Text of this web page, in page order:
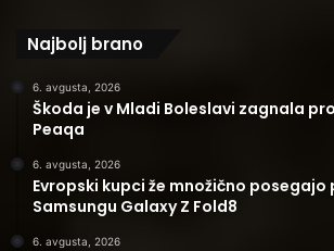
Najbolj brano
6. avgusta, 2026
Škoda je v Mladi Boleslavi zagnala
Peaqa
6. avgusta, 2026
Evropski kupci že množično posegajo
Samsungu Galaxy Z Fold8
6. avgusta, 2026